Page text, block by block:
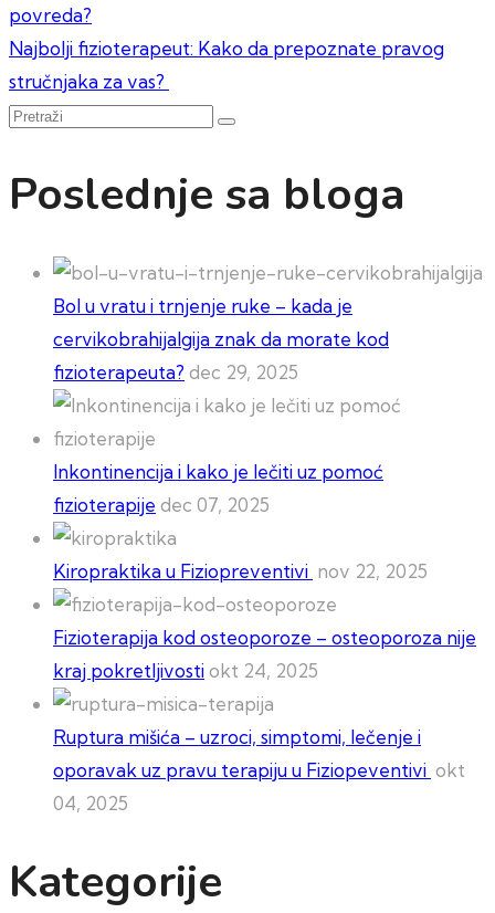
članka
povreda?
Najbolji fizioterapeut: Kako da prepoznate pravog
stručnjaka za vas?
Pretraži
Poslednje sa bloga
Bol u vratu i trnjenje ruke – kada je
cervikobrahijalgija znak da morate kod
fizioterapeuta? dec 29, 2025
Inkontinencija i kako je lečiti uz pomoć
fizioterapije dec 07, 2025
Kiropraktika u Fiziopreventivi nov 22, 2025
Fizioterapija kod osteoporoze – osteoporoza nije
kraj pokretljivostiokt 24, 2025
Ruptura mišića – uzroci, simptomi, lečenje i
oporavak uz pravu terapiju u Fiziopeventivi okt
04, 2025
Kategorije